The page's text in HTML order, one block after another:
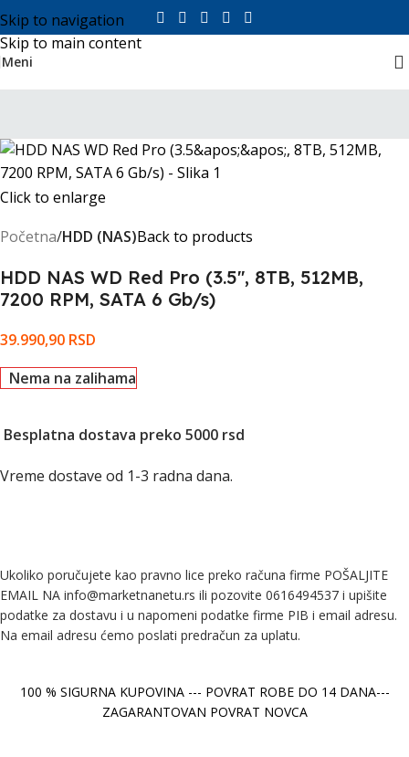
Skip to navigation
Skip to main content
Meni
Click to enlarge
Početna HDD (NAS)Back to products
HDD NAS WD Red Pro (3.5'', 8TB, 512MB,
7200 RPM, SATA 6 Gb/s)
39.990,90 RSD
Nema na zalihama
Besplatna dostava preko 5000 rsd
Vreme dostave od 1-3 radna dana.
Ukoliko poručujete kao pravno lice preko računa firme POŠALJITE
EMAIL NA info@marketnanetu.rs ili pozovite 0616494537 i upišite
podatke za dostavu i u napomeni podatke firme PIB i email adresu.
Na email adresu ćemo poslati predračun za uplatu.
100 % SIGURNA KUPOVINA --- POVRAT ROBE DO 14 DANA---
ZAGARANTOVAN POVRAT NOVCA